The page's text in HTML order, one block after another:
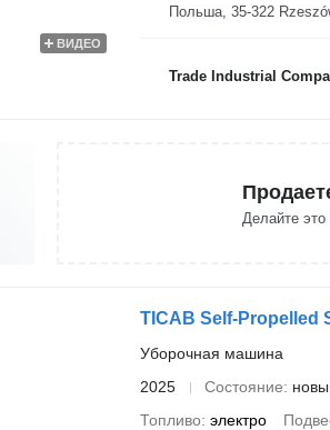
ВИДЕО
Польша, 35-322
Trade Industrial
Делайте
TICAB Self-Propelled
Уборочная машина
2025
Состояние
Топливо электро